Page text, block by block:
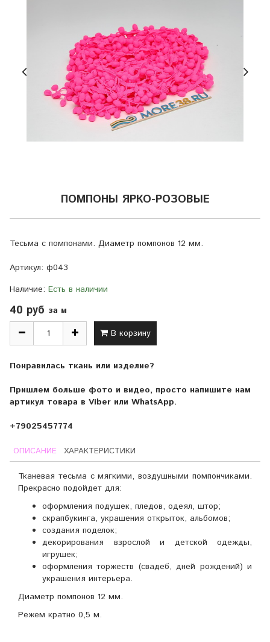
ПОМПОНЫ ЯРКО-РОЗОВЫЕ
Тесьма с помпонами. Диаметр помпонов 12 мм.
Артикул: ф043
Наличие: Есть в наличии
40 руб за м
В корзину
Понравилась ткань или изделие?
Пришлем больше фото и видео, просто напишите нам
артикул товара в Viber или WhatsApp.
+79025457774
ОПИСАНИЕ ХАРАКТЕРИСТИКИ
Тканевая тесьма с мягкими, воздушными помпончиками.
Прекрасно подойдет для:
оформления подушек, пледов, одеял, штор;
скрапбукинга, украшения открыток, альбомов;
создания поделок;
декорирования взрослой и детской одежды,
игрушек;
оформления торжеств (свадеб, дней рождений) и
украшения интерьера.
Диаметр помпонов 12 мм.
Режем кратно 0,5 м.